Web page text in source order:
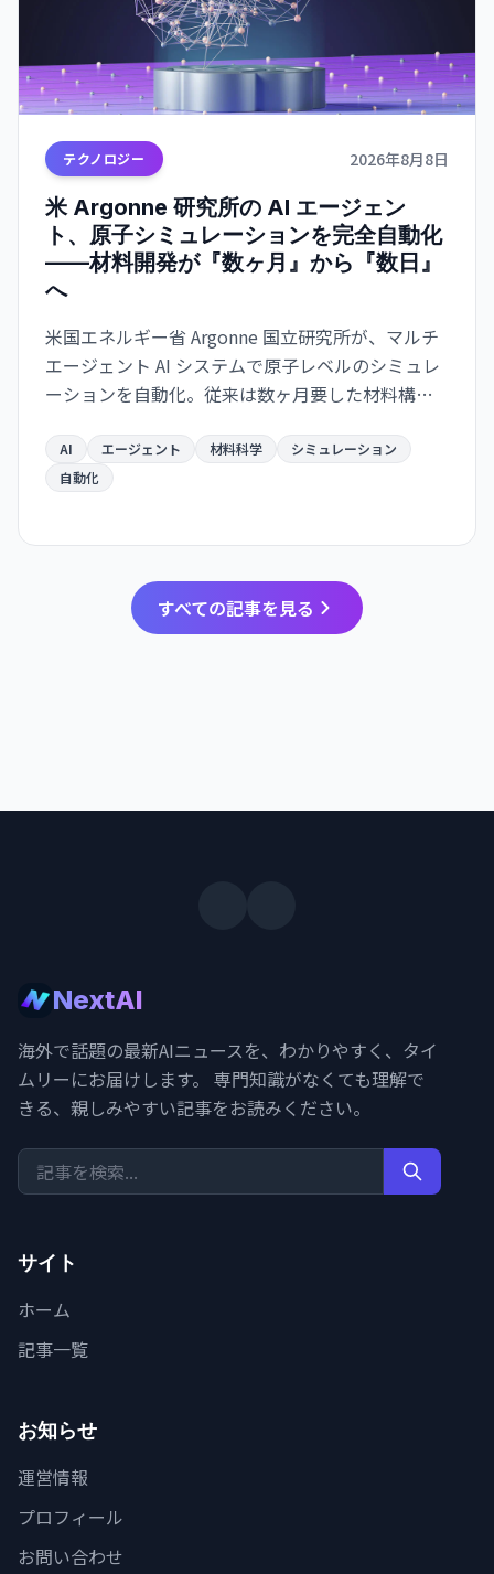
テクノロジー 2026年8月8日
米 Argonne 研究所の AI エージェン
ト、原子シミュレーションを完全自動化
——材料開発が『数ヶ月』から『数日』
へ
米国エネルギー省 Argonne 国立研究所が、マルチ
エージェント AI システムで原子レベルのシミュレ
ーションを自動化。従来は数ヶ月要した材料構造
航空宇宙・電子部品分野での新材料開発が急速化
する見通し。
AI エージェント 材料科学
シミュレーション
自動化
すべての記事を見る
NextAI
海外で話題の最新AIニュースを、わかりやすく、タイ
ムリーにお届けします。 専門知識がなくても理解で
きる、親しみやすい記事をお読みください。
サイト
ホーム
記事一覧
お知らせ
運営情報
プロフィール
お問い合わせ